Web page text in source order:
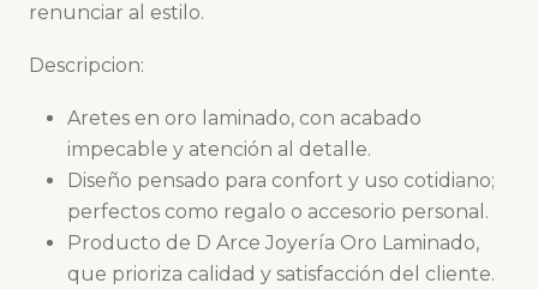
renunciar al estilo.
Descripcion:
Aretes en oro laminado, con acabado
impecable y atención al detalle.
Diseño pensado para confort y uso cotidiano;
perfectos como regalo o accesorio personal.
Producto de D Arce Joyería Oro Laminado,
que prioriza calidad y satisfacción del cliente.